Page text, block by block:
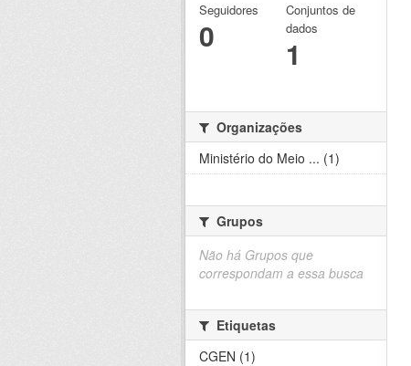
Seguidores
0
Conjuntos de
dados
1
Organizações
Ministério do Meio ... (1)
Grupos
Não há Grupos que
correspondam a essa busca
Etiquetas
CGEN (1)